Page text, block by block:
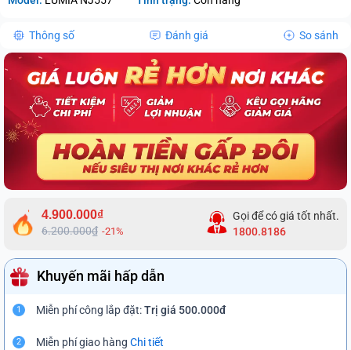
Thông số Đánh giá So sánh
4.900.000₫
6.200.000₫ -21%
Gọi để có giá tốt nhất.
1800.8186
Khuyến mãi hấp dẫn
1 Miễn phí công lắp đặt:Trị giá 500.000đ
2 Miễn phí giao hàng Chi tiết